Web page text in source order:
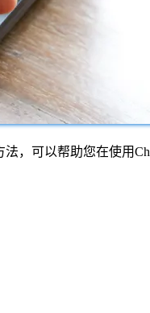
，可以帮助您在使用